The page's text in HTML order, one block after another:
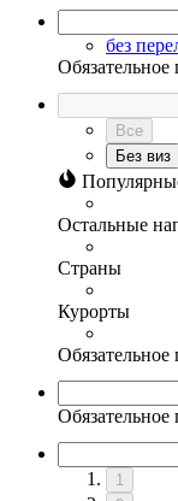
без
Обязательное
Все
Без виз
Остальные
Страны
Курорты
Обязательное
Обязательное
1